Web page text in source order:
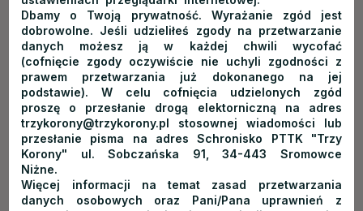
w Pieniny z okazji urodzin czy organizujemy wspólny wypad
ze znajomymi.
Mamy nadzieję, że nasze porady okażą się cenne, a Wy
będziecie zadowoleni z serwowanych w tych lokalach
posiłków. Dopiero planujesz wyjazd w Pieniny? Sprawdź
noclegi w górach
Dbamy o Twoją prywatność. Wyrażanie zgód jest
dobrowolne. Jeśli udzieliłeś zgody na przetwarzanie
danych możesz ją w każdej chwili wycofać
(cofnięcie zgody oczywiście nie uchyli zgodności z
prawem przetwarzania już dokonanego na jej
podstawie). W celu cofnięcia udzielonych zgód
proszę o przesłanie drogą elektorniczną na adres
trzykorony@trzykorony.pl stosownej wiadomości lub
przesłanie pisma na adres Schronisko PTTK "Trzy
Korony" ul. Sobczańska 91, 34-443 Sromowce
Niżne.
Więcej informacji na temat zasad przetwarzania
danych osobowych oraz Pani/Pana uprawnień z